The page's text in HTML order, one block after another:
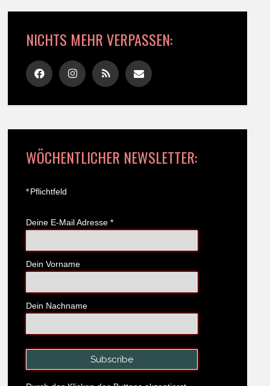
NICHTS MEHR VERPASSEN:
WÖCHENTLICHER NEWSLETTER:
*Pflichtfeld
Deine E-Mail Adresse *
Dein Vorname
Dein Nachname